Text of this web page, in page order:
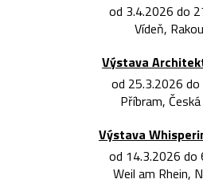
od 3.4.2026 do
Vídeň,
Výstava
od 25.3.2026
Příbram,
Výstava
od 14.3.2026 do
Weil am Rhein,